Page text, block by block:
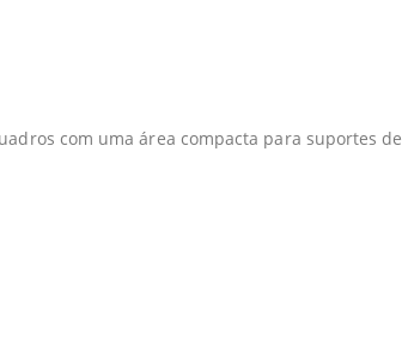
com uma área compacta para suportes de